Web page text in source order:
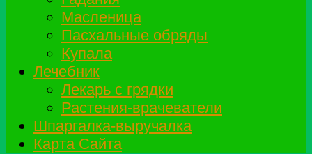
Масленица
Пасхальные обряды
Купала
Лечебник
Лекарь с грядки
Растения-врачеватели
Шпаргалка-выручалка
Карта Сайта